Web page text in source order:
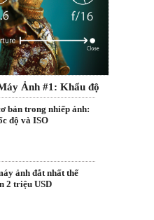
Ảnh #1: Khẩu độ
bản trong nhiếp ảnh:
độ và ISO
ảnh đắt nhất thế
2 triệu USD